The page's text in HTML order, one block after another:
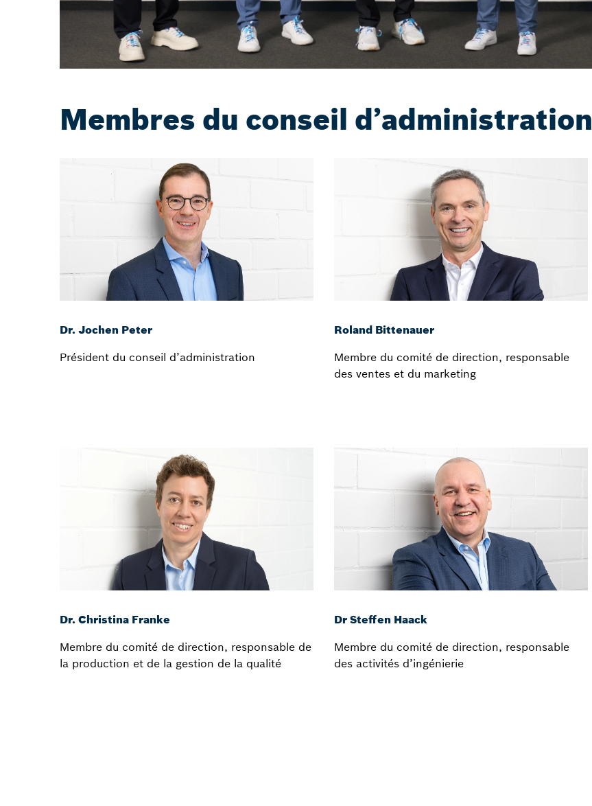
Membres du conseil d’administration
Dr. Jochen Peter
Président du conseil d’administration
Roland Bittenauer
Membre du comité de direction, responsable
des ventes et du marketing
Dr. Christina Franke
Membre du comité de direction, responsable de
la production et de la gestion de la qualité
Dr Steffen Haack
Membre du comité de direction, responsable
des activités d’ingénierie